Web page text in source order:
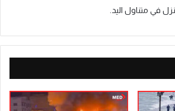
في متناول اليد.